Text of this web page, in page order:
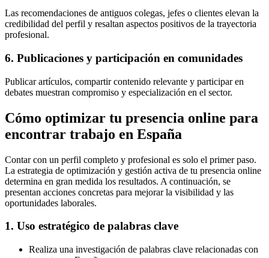
Las recomendaciones de antiguos colegas, jefes o clientes elevan la
credibilidad del perfil y resaltan aspectos positivos de la trayectoria
profesional.
6. Publicaciones y participación en comunidades
Publicar artículos, compartir contenido relevante y participar en
debates muestran compromiso y especialización en el sector.
Cómo optimizar tu presencia online para
encontrar trabajo en España
Contar con un perfil completo y profesional es solo el primer paso.
La estrategia de optimización y gestión activa de tu presencia online
determina en gran medida los resultados. A continuación, se
presentan acciones concretas para mejorar la visibilidad y las
oportunidades laborales.
1. Uso estratégico de palabras clave
Realiza una investigación de palabras clave relacionadas con